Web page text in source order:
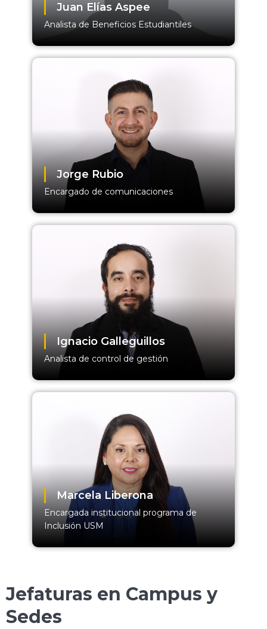
Juan Elías Aspee
Analista de Beneficios Estudiantiles
Jorge Rubio
Encargado de comunicaciones
Ignacio Galleguillos
Analista de control de gestión
Marcela Liberona
Encargada institucional programa de
Inclusión USM
Jefaturas en Campus y
Sedes